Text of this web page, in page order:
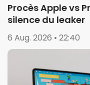
Procès Apple vs
silence du leaker
6 Aug. 2026 • 22:40